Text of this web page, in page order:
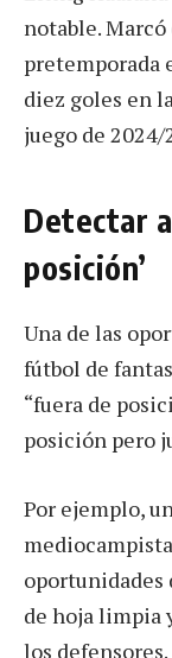
notable.
pretemporada
diez goles en
juego de 2024/
Detectar
posición’
Una de las
fútbol de
“fuera de
posición pero
Por ejemplo,
oportunidades
de hoja limpia
los defensores.